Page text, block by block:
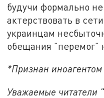
будучи формально
актерствовать в
украинцам
обещания "перемог"
*Признан
Уважаемые читатели